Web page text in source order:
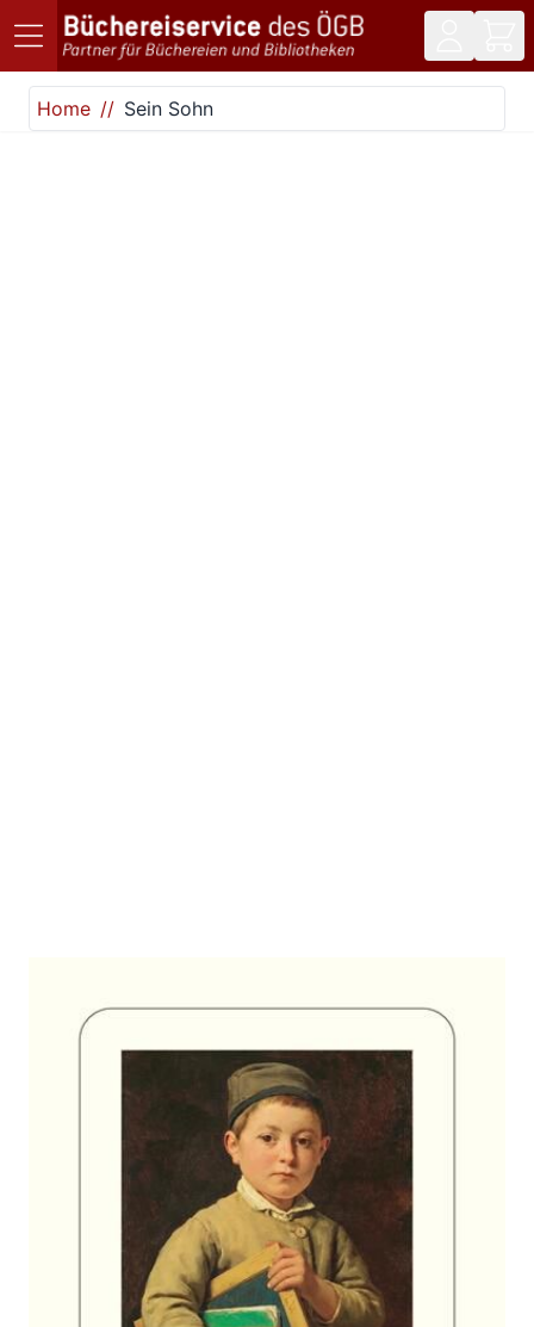
Direkt zum Inhalt
Home
Sein Sohn
Sein Sohn
Zur Wunschliste hinzufügen
Charles Lewinsky
Verlag: Diogenes 21.08.2024
368 Seiten
Softcover
ISBN: 978-3-
25724730-5